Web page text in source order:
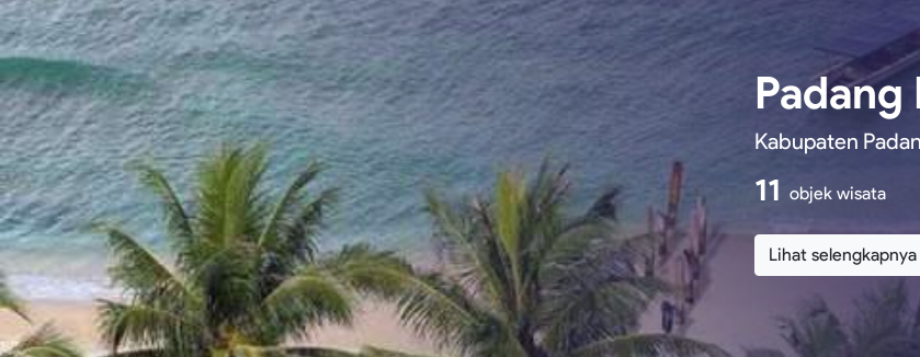
Padang
Kabupaten
11 objek wisata
Lihat selengkapnya